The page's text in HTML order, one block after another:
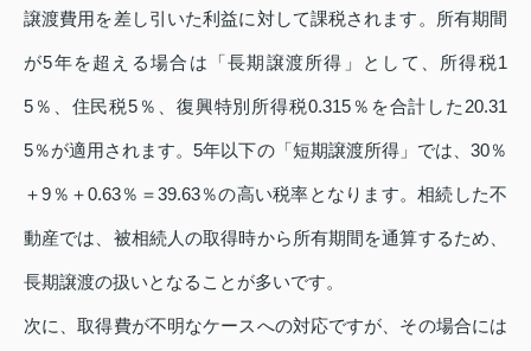
譲渡費用を差し引いた利益に対して課税されます。所有期間
が5年を超える場合は「長期譲渡所得」として、所得税1
5％、住民税5％、復興特別所得税0.315％を合計した20.31
5％が適用されます。5年以下の「短期譲渡所得」では、30％
＋9％＋0.63％＝39.63％の高い税率となります。相続した不
動産では、被相続人の取得時から所有期間を通算するため、
長期譲渡の扱いとなることが多いです。
次に、取得費が不明なケースへの対応ですが、その場合には